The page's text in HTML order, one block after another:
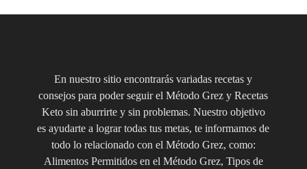
En nuestro sitio encontrarás variadas recetas y
consejos para poder seguir el Método Grez y Recetas
Keto sin aburrirte y sin problemas. Nuestro objetivo
es ayudarte a lograr todas tus metas, te informamos de
todo lo relacionado con el Método Grez, como:
Alimentos Permitidos en el Método Grez, Tipos de